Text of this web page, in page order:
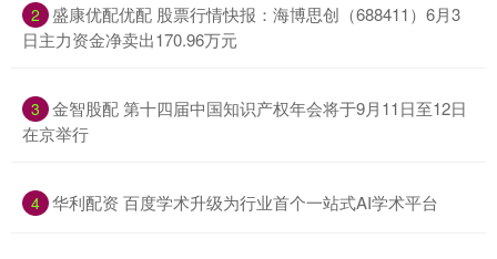
2 盛康优配优配 股票行情快报：海博思创（688411）6月3
日主力资金净卖出170.96万元
3 金智股配 第十四届中国知识产权年会将于9月11日至12日
在京举行
4 华利配资 百度学术升级为行业首个一站式AI学术平台